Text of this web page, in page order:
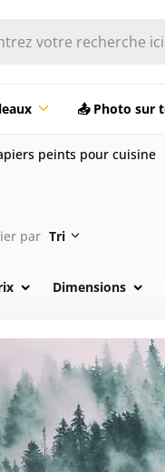
📤 Photo sur
peints pour cuisine
par Tri
Dimensions